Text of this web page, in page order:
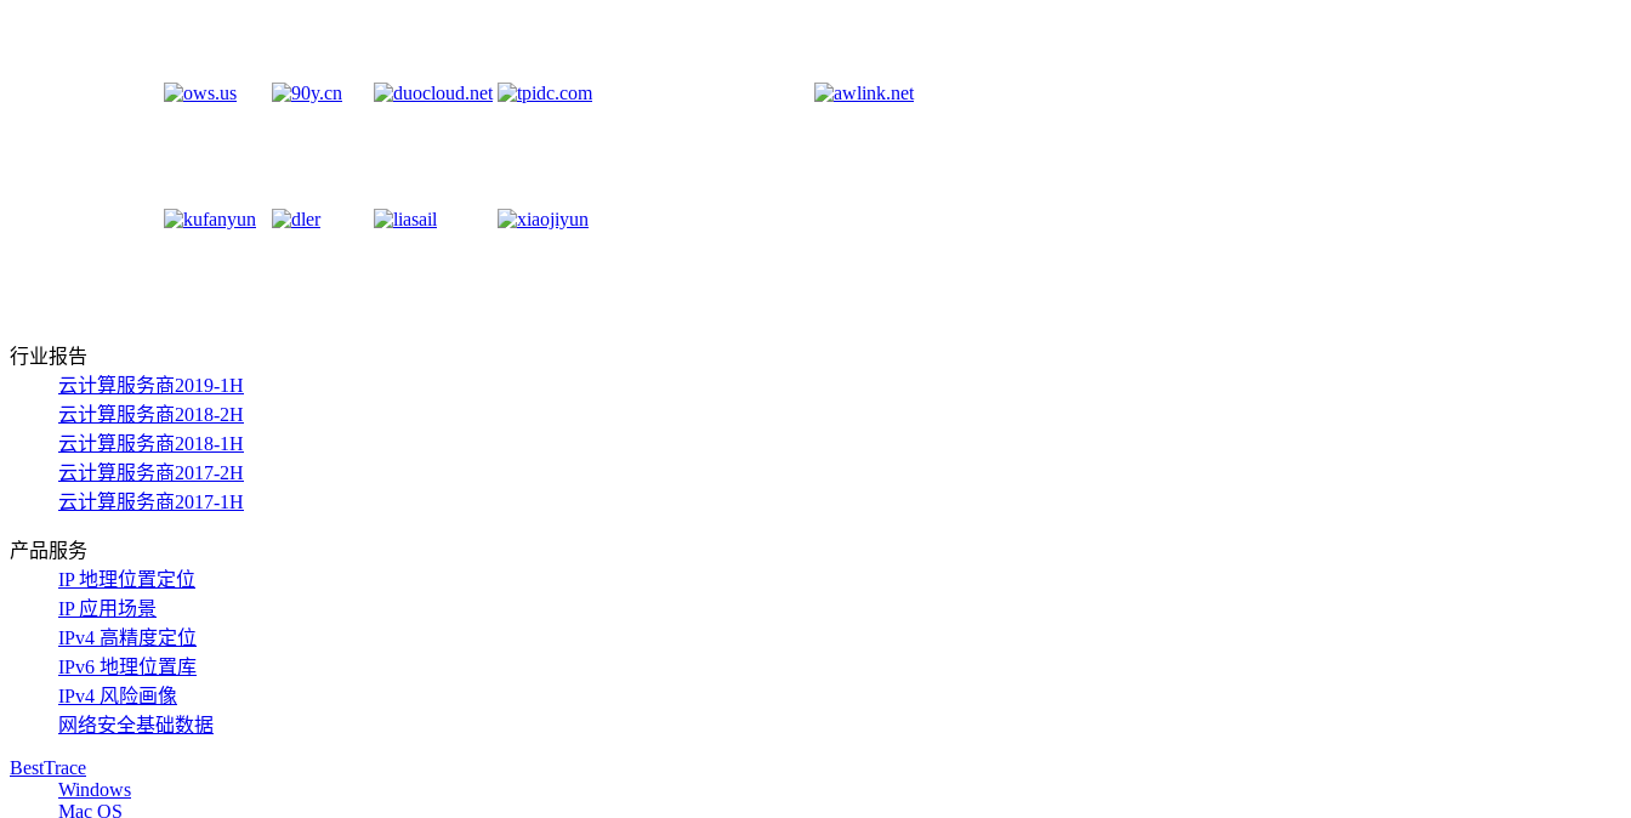
行业报告
云计算服务商2019-1H
云计算服务商2018-2H
云计算服务商2018-1H
云计算服务商2017-2H
云计算服务商2017-1H
产品服务
IP 地理位置定位
IP 应用场景
IPv4 高精度定位
IPv6 地理位置库
IPv4 风险画像
网络安全基础数据
BestTrace
Windows
Mac OS